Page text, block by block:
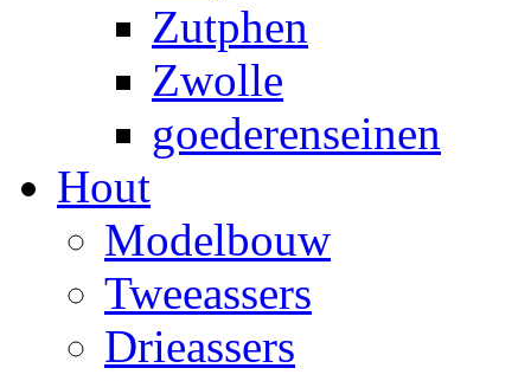
Zutphen
Zwolle
goederenseinen
Hout
Modelbouw
Tweeassers
Drieassers